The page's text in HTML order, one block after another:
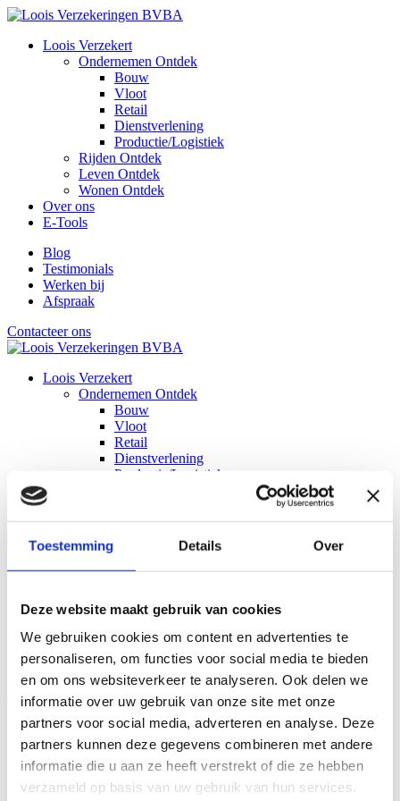
Toestemming Details Over
Deze website maakt gebruik van cookies
We gebruiken cookies om content en advertenties te
personaliseren, om functies voor social media te bieden
en om ons websiteverkeer te analyseren. Ook delen we
informatie over uw gebruik van onze site met onze
partners voor social media, adverteren en analyse. Deze
partners kunnen deze gegevens combineren met andere
informatie die u aan ze heeft verstrekt of die ze hebben
verzameld op basis van uw gebruik van hun services.
Loois Verzekert
Ondernemen Ontdek
Bouw
Vloot
Retail
Dienstverlening
Productie/Logistiek
Rijden Ontdek
Leven Ontdek
Wonen Ontdek
Over ons
E-Tools
Blog
Testimonials
Werken bij
Afspraak
Contacteer ons
Loois Verzekert
Ondernemen Ontdek
Bouw
Vloot
Retail
Dienstverlening
Productie/Logistiek
WonenOntdek
Over ons
E-Tools
Testimonials
Werken bij
Afspraak
Contacteer ons
Terug naar overzicht
Loois Verzekeringen verwelkomt klanten
Bosmans & Rijkers
27 mei 2025